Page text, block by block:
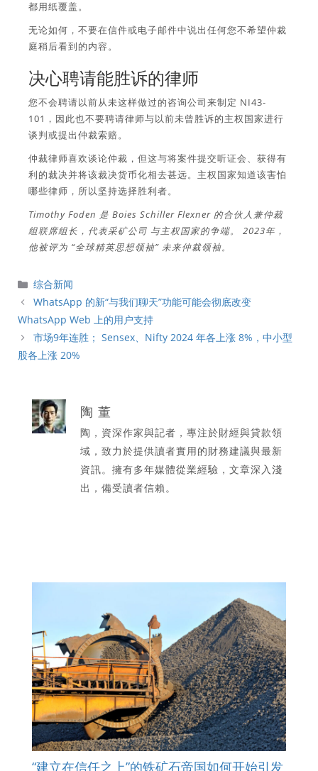
都用纸覆盖。
无论如何，不​​要在信件或电子邮件中说出任何您不希望仲裁
庭稍后看到的内容。
决心聘请能胜诉的律师
您不会聘请以前从未这样做过的咨询公司来制定 NI43-
101，因此也不要聘请律师与以前未曾胜诉的主权国家进行
谈判或提出仲裁索赔。
仲裁律师喜欢谈论仲裁，但这与将案件提交听证会、获得有
利的裁决并将该裁决货币化相去甚远。主权国家知道该害怕
哪些律师，所以坚持选择胜利者。
Timothy Foden 是 Boies Schiller Flexner 的合伙人兼仲裁
组联席组长，代表采矿公司 与主权国家的争端。 2023年，
他被评为 “全球精英思想领袖” 未来仲裁领袖。
分
類
综合新闻
WhatsApp 的新“与我们聊天”功能可能会彻底改变
WhatsApp Web 上的用户支持
市场9年连胜； Sensex、Nifty 2024 年各上涨 8%，中小型
股各上涨 20%
陶 董
陶，資深作家與記者，專注於財經與貸款領
域，致力於提供讀者實用的財務建議與最新
資訊。擁有多年媒體從業經驗，文章深入淺
出，備受讀者信賴。
“建立在信任之上”的铁矿石帝国如何开始引发